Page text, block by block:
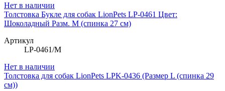
Нет в наличии
Толстовка Букле для собак LionPets LP-0461 Цвет:
Шоколадный Разм. M (спинка 27 см)
Артикул
LP-0461/M
Нет в наличии
Толстовка для собак LionPets LPK-0436 (Размер L (спинка 29
см))